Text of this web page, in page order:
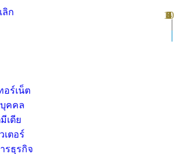
ลิก
อร์เน็ต
คคล
เดีย
เตอร์
รธุรกิจ
1
2
3
4
5
6
7
8
9
10